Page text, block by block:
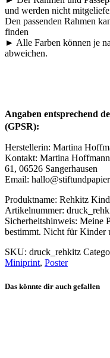
und werden nicht
Den passenden Rahmen
finden
► Alle Farben können je
abweichen.
Angaben entsprechend
(GPSR):
Herstellerin: Martina
Kontakt: Martina
61, 06526 Sangerhausen
Email:
Produktname: Rehkitz
Artikelnummer:
Sicherheitshinweis: Meine
bestimmt. Nicht für Kinder
SKU: druck_rehkitz
Miniprint, Poster
Das könnte dir auch gefallen